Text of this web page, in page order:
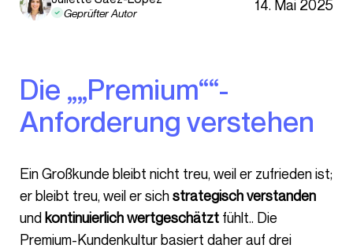
Geprüfter Autor 14. Mai 2025
Die „„Premium““-
Anforderung verstehen
Ein Großkunde bleibt nicht treu, weil er zufrieden ist;
er bleibt treu, weil er sichstrategisch verstanden
und kontinuierlich wertgeschätzt fühlt.. Die
Premium-Kundenkultur basiert daher auf drei